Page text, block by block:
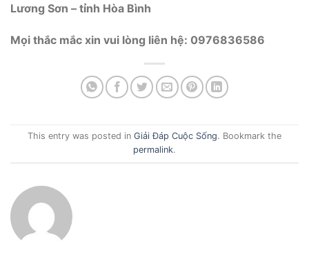
Lương Sơn – tỉnh Hòa Bình
Mọi thắc mắc xin vui lòng liên hệ: 0976836586
This entry was posted in Giải Đáp Cuộc Sống. Bookmark the
permalink.